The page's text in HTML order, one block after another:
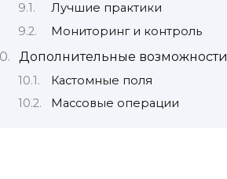
Лучшие практики
Мониторинг и контроль
Дополнительные возможности
Кастомные поля
Массовые операции